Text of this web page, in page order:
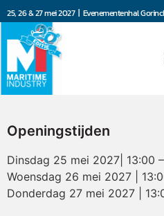
25, 26 & 27 mei 2027 | Evenementenhal
Openingstijden
Dinsdag 25 mei 2027| 13:00
Woensdag 26 mei 2027 |
Donderdag 27 mei 2027 |